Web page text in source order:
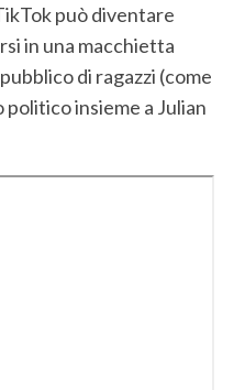
può diventare
in una macchietta
di ragazzi (come
politico insieme a Julian